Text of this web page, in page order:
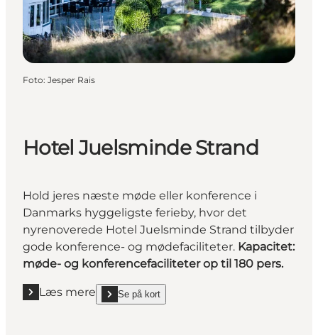
Foto: Jesper Rais
Hotel Juelsminde Strand
Hold jeres næste møde eller konference i
Danmarks hyggeligste ferieby, hvor det
nyrenoverede Hotel Juelsminde Strand tilbyder
gode konference- og mødefaciliteter. Kapacitet:
møde- og konferencefaciliteter op til 180 pers.
Læs mere
Læs mere "Hotel Juelsminde Strand"
Se på kort
show Hotel Juelsminde Strand on_map